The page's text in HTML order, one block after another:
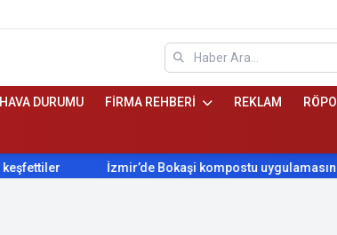
HAVA DURUMU FİRMA REHBERİ REKLAM
İzmir’de Bokaşi kompostu uygulamasına yoğun